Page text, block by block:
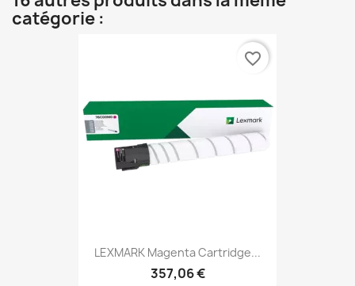
catégorie :
LEXMARK Magenta Cartridge...
357,06 €
favorite_border